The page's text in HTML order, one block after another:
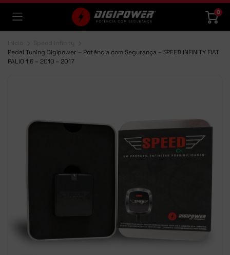
0
Pedal Tuning Digipower – Potência com Segurança – SPEED INFINITY FIAT
PALIO 1.6 – 2010 – 2017